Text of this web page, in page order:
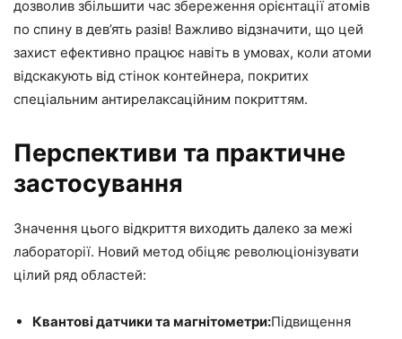
дозволив збільшити час збереження орієнтації атомів
по спину в дев’ять разів! Важливо відзначити, що цей
захист ефективно працює навіть в умовах, коли атоми
відскакують від стінок контейнера, покритих
спеціальним антирелаксаційним покриттям.
Перспективи та практичне
застосування
Значення цього відкриття виходить далеко за межі
лабораторії. Новий метод обіцяє революціонізувати
цілий ряд областей:
Квантові датчики та магнітометри:Підвищення